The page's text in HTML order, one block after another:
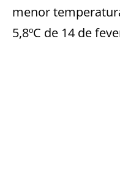
menor
5,8ºC de 14 de